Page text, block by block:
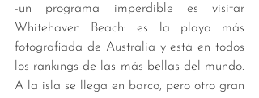
-un programa imperdible es visitar
Whitehaven Beach: es la playa más
fotografiada de Australia y está en todos
los rankings de las más bellas del mundo.
A la isla se llega en barco, pero otro gran